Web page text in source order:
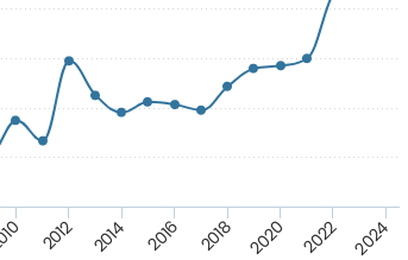
2012 2014 2016 2018 2020 2022 2024